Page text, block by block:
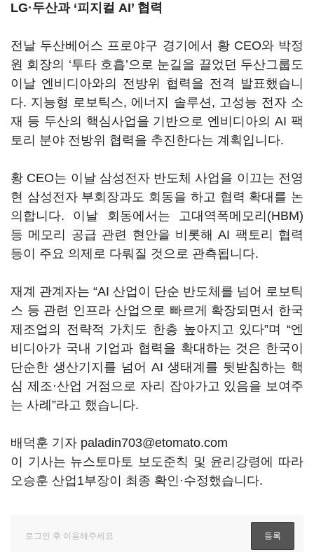
LG·두산과 ‘피지컬 AI’ 협력
전날 두산베어스 프로야구 경기에서 황 CEO와 박정
원 회장의 ‘투타 호흡’으로 눈길을 끌었던 두산그룹도
이날 엔비디아와의 전방위 협력을 전격 발표했습니
다. 지능형 로보틱스, 에너지 솔루션, 고성능 전자 소
재 등 두산의 핵심사업을 기반으로 엔비디아의AI 팩
토리 분야 전방위 협력을 추진한다는 계획입니다.
황 CEO는 이날 삼성전자 반도체 사업을 이끄는 전영
현 삼성전자 부회장과도 회동을 하고 협력 확대를 논
의합니다. 이날 회동에서는 고대역폭메모리 (HBM)
등 메모리 공급 관련 현안을 비롯해AI 팩토리 협력
등이 주요 의제로 다뤄질 것으로 관측됩니다.
재계 관계자는 “AI 산업이 단순 반도체를 넘어 로보틱
스 등 관련 인프라 산업으로 빠르게 확장되면서 한국
제조업의 전략적 가치도 한층 높아지고 있다”며“엔
비디아가 국내 기업과 협력을 확대하는 것은 한국이
단순한 생산기지를 넘어 AI생태계를 뒷받침하는 핵
심 제조·산업 거점으로 자리 잡아가고 있음을 보여주
는 사례 ”라고 했습니다.
배덕훈 기자 paladin703@etomato.com
이 기사는 뉴스토마토 보도준칙 및 윤리강령에 따라
오승훈 산업1부장이 최종 확인·수정했습니다.